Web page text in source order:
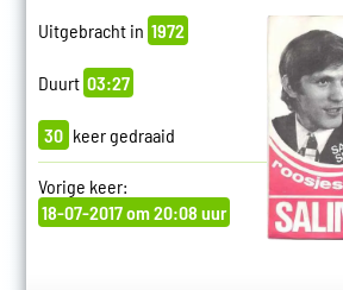
Uitgebracht in 1972
Duurt 03:27
30 keer gedraaid
Vorige keer:
18-07-2017 om 20:08 uur